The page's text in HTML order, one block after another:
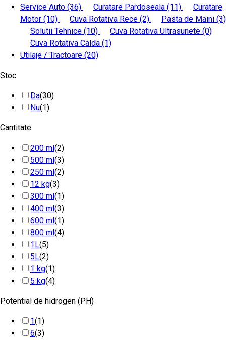
Service Auto (36) Curatare Pardoseala (11)
Curatare
Motor (10) Cuva Rotativa Rece (2) Pasta de Maini (3)
Solutii Tehnice (10) Cuva Rotativa Ultrasunete (0)
Cuva Rotativa Calda (1)
Utilaje / Tractoare (20)
Stoc
Da(30)
Nu(1)
Cantitate
200 ml(2)
500 ml(3)
250 ml(2)
12 kg(3)
300 ml(1)
400 ml(3)
600 ml(1)
800 ml(4)
1L(5)
5L(2)
1 kg(1)
5 kg(4)
Potential de hidrogen (PH)
1(1)
6(3)